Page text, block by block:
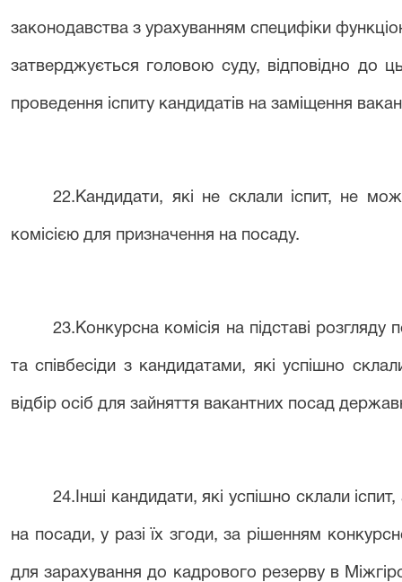
законодавства з урахуванням специфіки
затверджується головою суду, відповідно до
проведення іспиту кандидатів на заміщення
22.Кандидати, які не склали іспит, не
комісією для призначення на посаду.
23.Конкурсна комісія на підставі розгляду
та співбесіди з кандидатами, які успішно
відбір осіб для зайняття вакантних посад
24.Інші кандидати, які успішно склали
на посади, у разі їх згоди, за рішенням
для зарахування до кадрового резерву в